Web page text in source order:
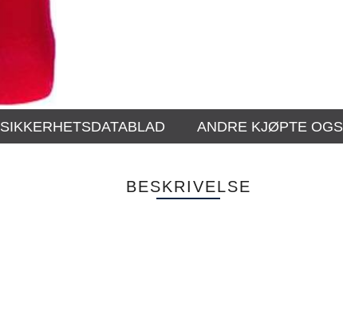
SIKKERHETSDATABLAD ANDRE KJØPTE
BESKRIVELSE